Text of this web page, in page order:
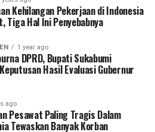
Kehilangan Pekerjaan di Indonesia
Tiga Hal Ini Penyebabnya
1 year ago
DPRD, Bupati Sukabumi
Hasil Evaluasi Gubernur
ago
Pesawat Paling Tragis Dalam
Tewaskan Banyak Korban